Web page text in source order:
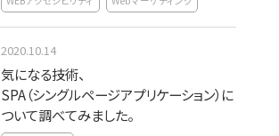
2020.10.14
気になる技術、
SPA（シングルページアプリケーション）に
ついて調べてみました。